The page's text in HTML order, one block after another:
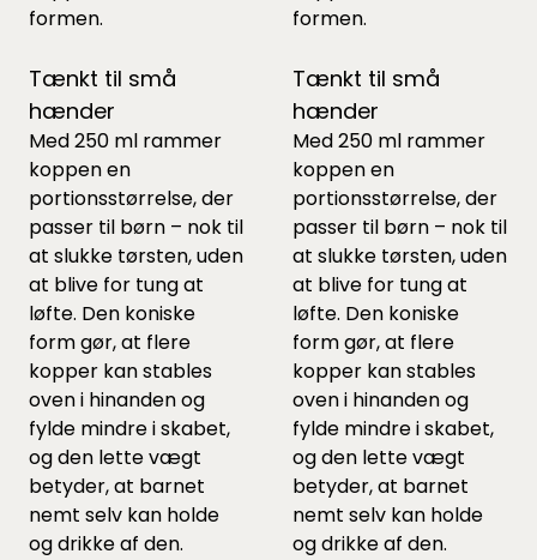
formen.
Tænkt til små
hænder
Med 250 ml rammer
koppen en
portionsstørrelse, der
passer til børn – nok til
at slukke tørsten, uden
at blive for tung at
løfte. Den koniske
form gør, at flere
kopper kan stables
oven i hinanden og
fylde mindre i skabet,
og den lette vægt
betyder, at barnet
nemt selv kan holde
og drikke af den.
formen.
Tænkt til små
hænder
Med 250 ml rammer
koppen en
portionsstørrelse, der
passer til børn – nok til
at slukke tørsten, uden
at blive for tung at
løfte. Den koniske
form gør, at flere
kopper kan stables
oven i hinanden og
fylde mindre i skabet,
og den lette vægt
betyder, at barnet
nemt selv kan holde
og drikke af den.